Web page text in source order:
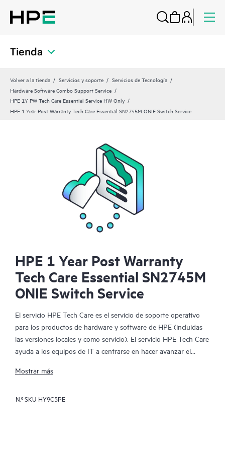
Tienda
Volver a la tienda Servicios y soporte
Servicios de Tecnología
Hardware Software Combo Support Service
HPE 1Y PW Tech Care Essential Service HW Only
HPE 1 Year Post Warranty Tech Care Essential SN2745M ONIE Switch Service
HPE 1 Year Post Warranty
Tech Care Essential SN2745M
ONIE Switch Service
El servicio HPE Tech Care es el servicio de soporte operativo
para los productos de hardware y software de HPE (incluidas
las versiones locales y como servicio). El servicio HPE Tech Care
ayuda a los equipos de IT a centrarse en hacer avanzar el
las cosas, en lugar de tener que dedicarse tan solo a reaccionar
Mostrar más
N.º SKU HY9C5PE